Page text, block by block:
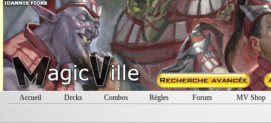
Accueil Decks Combos Règles Forum MV Shop